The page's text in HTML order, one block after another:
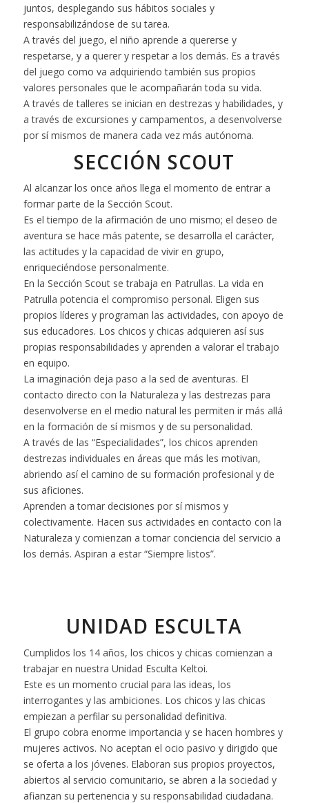
juntos, desplegando sus hábitos sociales y
responsabilizándose de su tarea.
A través del juego, el niño aprende a quererse y
respetarse, y a querer y respetar a los demás. Es a través
del juego como va adquiriendo también sus propios
valores personales que le acompañarán toda su vida.
A través de talleres se inician en destrezas y habilidades, y
a través de excursiones y campamentos, a desenvolverse
por sí mismos de manera cada vez más autónoma.
SECCIÓN SCOUT
Al alcanzar los once años llega el momento de entrar a
formar parte de la Sección Scout.
Es el tiempo de la afirmación de uno mismo; el deseo de
aventura se hace más patente, se desarrolla el carácter,
las actitudes y la capacidad de vivir en grupo,
enriqueciéndose personalmente.
En la Sección Scout se trabaja en Patrullas. La vida en
Patrulla potencia el compromiso personal. Eligen sus
propios líderes y programan las actividades, con apoyo de
sus educadores. Los chicos y chicas adquieren así sus
propias responsabilidades y aprenden a valorar el trabajo
en equipo.
La imaginación deja paso a la sed de aventuras. El
contacto directo con la Naturaleza y las destrezas para
desenvolverse en el medio natural les permiten ir más allá
en la formación de sí mismos y de su personalidad.
A través de las “Especialidades”, los chicos aprenden
destrezas individuales en áreas que más les motivan,
abriendo así el camino de su formación profesional y de
sus aficiones.
Aprenden a tomar decisiones por sí mismos y
colectivamente. Hacen sus actividades en contacto con la
Naturaleza y comienzan a tomar conciencia del servicio a
los demás. Aspiran a estar “Siempre listos”.
UNIDAD ESCULTA
Cumplidos los 14 años, los chicos y chicas comienzan a
trabajar en nuestra Unidad Esculta Keltoi.
Este es un momento crucial para las ideas, los
interrogantes y las ambiciones. Los chicos y las chicas
empiezan a perfilar su personalidad definitiva.
El grupo cobra enorme importancia y se hacen hombres y
mujeres activos. No aceptan el ocio pasivo y dirigido que
se oferta a los jóvenes. Elaboran sus propios proyectos,
abiertos al servicio comunitario, se abren a la sociedad y
afianzan su pertenencia y su responsabilidad ciudadana.